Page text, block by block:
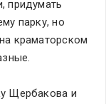
придумать
парку, но
краматорском
Щербакова и